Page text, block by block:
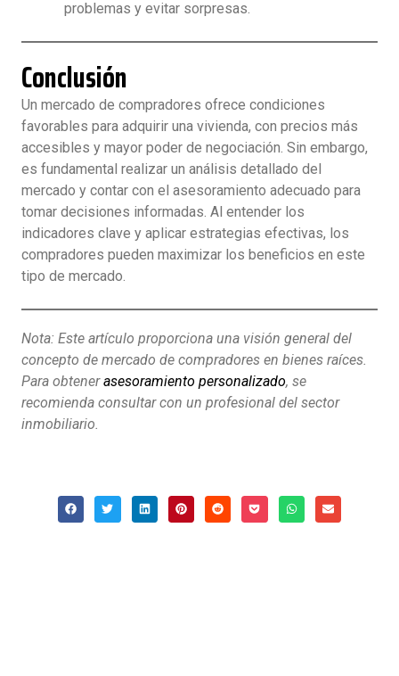
problemas y evitar sorpresas.
Conclusión
Un mercado de compradores ofrece condiciones
favorables para adquirir una vivienda, con precios más
accesibles y mayor poder de negociación. Sin embargo,
es fundamental realizar un análisis detallado del
mercado y contar con el asesoramiento adecuado para
tomar decisiones informadas. Al entender los
indicadores clave y aplicar estrategias efectivas, los
compradores pueden maximizar los beneficios en este
tipo de mercado.
Nota: Este artículo proporciona una visión general del
concepto de mercado de compradores en bienes raíces.
Para obtenerasesoramiento personalizado, se
recomienda consultar con un profesional del sector
inmobiliario.